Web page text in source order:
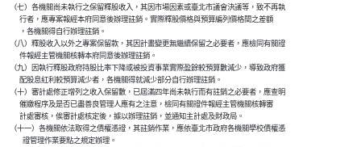
    （七）各機關尚未執行之保留釋股收入，其因市場因素或臺北市議會決議等，致不再執
          行者，應專案報經本府同意後辦理註銷。實際釋股價格與預算編列價格間之差額
          ，各機關得自行辦理註銷。
    （八）釋股收入以外之專案保留款，其因計畫變更無繼續保留之必要者，應檢同有關證
          件報經主管機關核轉本府同意後辦理註銷。
    （九）因執行釋股政府持股比率下降或被投資事業實際盈餘較預算數減少，導致政府獲
          配股息紅利較預算減少者，各機關得就減少部分自行辦理註銷。
    （十）審計處修正增列之收入保留數，已屆滿四年尚未執行而有註銷之必要者，應查明
          催繳程序及是否已盡善良管理人應有之注意，檢同有關證件報經主管機關核轉審
          計處審核，俟審計處核定後，據以辦理註銷，並通知主計處及財政局。
    （十一）各機關依法取得之債權憑證，其註銷作業，應依臺北市政府各機關學校債權憑
            證管理作業要點之規定辦理。